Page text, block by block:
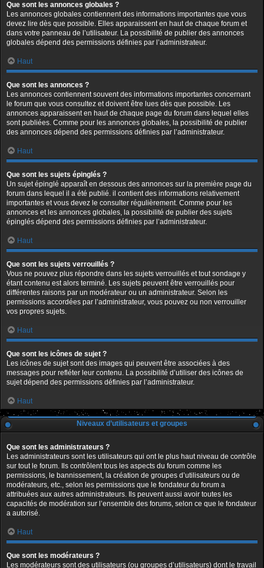
Que sont les annonces globales ?
Les annonces globales contiennent des informations importantes que vous
devez lire dès que possible. Elles apparaissent en haut de chaque forum et
dans votre panneau de l’utilisateur. La possibilité de publier des annonces
globales dépend des permissions définies par l’administrateur.
Haut
Que sont les annonces ?
Les annonces contiennent souvent des informations importantes concernant
le forum que vous consultez et doivent être lues dès que possible. Les
annonces apparaissent en haut de chaque page du forum dans lequel elles
sont publiées. Comme pour les annonces globales, la possibilité de publier
des annonces dépend des permissions définies par l’administrateur.
Haut
Que sont les sujets épinglés ?
Un sujet épinglé apparaît en dessous des annonces sur la première page du
forum dans lequel il a été publié. il contient des informations relativement
importantes et vous devez le consulter régulièrement. Comme pour les
annonces et les annonces globales, la possibilité de publier des sujets
épinglés dépend des permissions définies par l’administrateur.
Haut
Que sont les sujets verrouillés ?
Vous ne pouvez plus répondre dans les sujets verrouillés et tout sondage y
étant contenu est alors terminé. Les sujets peuvent être verrouillés pour
différentes raisons par un modérateur ou un administrateur. Selon les
permissions accordées par l’administrateur, vous pouvez ou non verrouiller
vos propres sujets.
Haut
Que sont les icônes de sujet ?
Les icônes de sujet sont des images qui peuvent être associées à des
messages pour refléter leur contenu. La possibilité d’utiliser des icônes de
sujet dépend des permissions définies par l’administrateur.
Haut
Niveaux d’utilisateurs et groupes
Que sont les administrateurs ?
Les administrateurs sont les utilisateurs qui ont le plus haut niveau de contrôle
sur tout le forum. Ils contrôlent tous les aspects du forum comme les
permissions, le bannissement, la création de groupes d’utilisateurs ou de
modérateurs, etc., selon les permissions que le fondateur du forum a
attribuées aux autres administrateurs. Ils peuvent aussi avoir toutes les
capacités de modération sur l’ensemble des forums, selon ce que le fondateur
a autorisé.
Haut
Que sont les modérateurs ?
Les modérateurs sont des utilisateurs (ou groupes d’utilisateurs) dont le travail